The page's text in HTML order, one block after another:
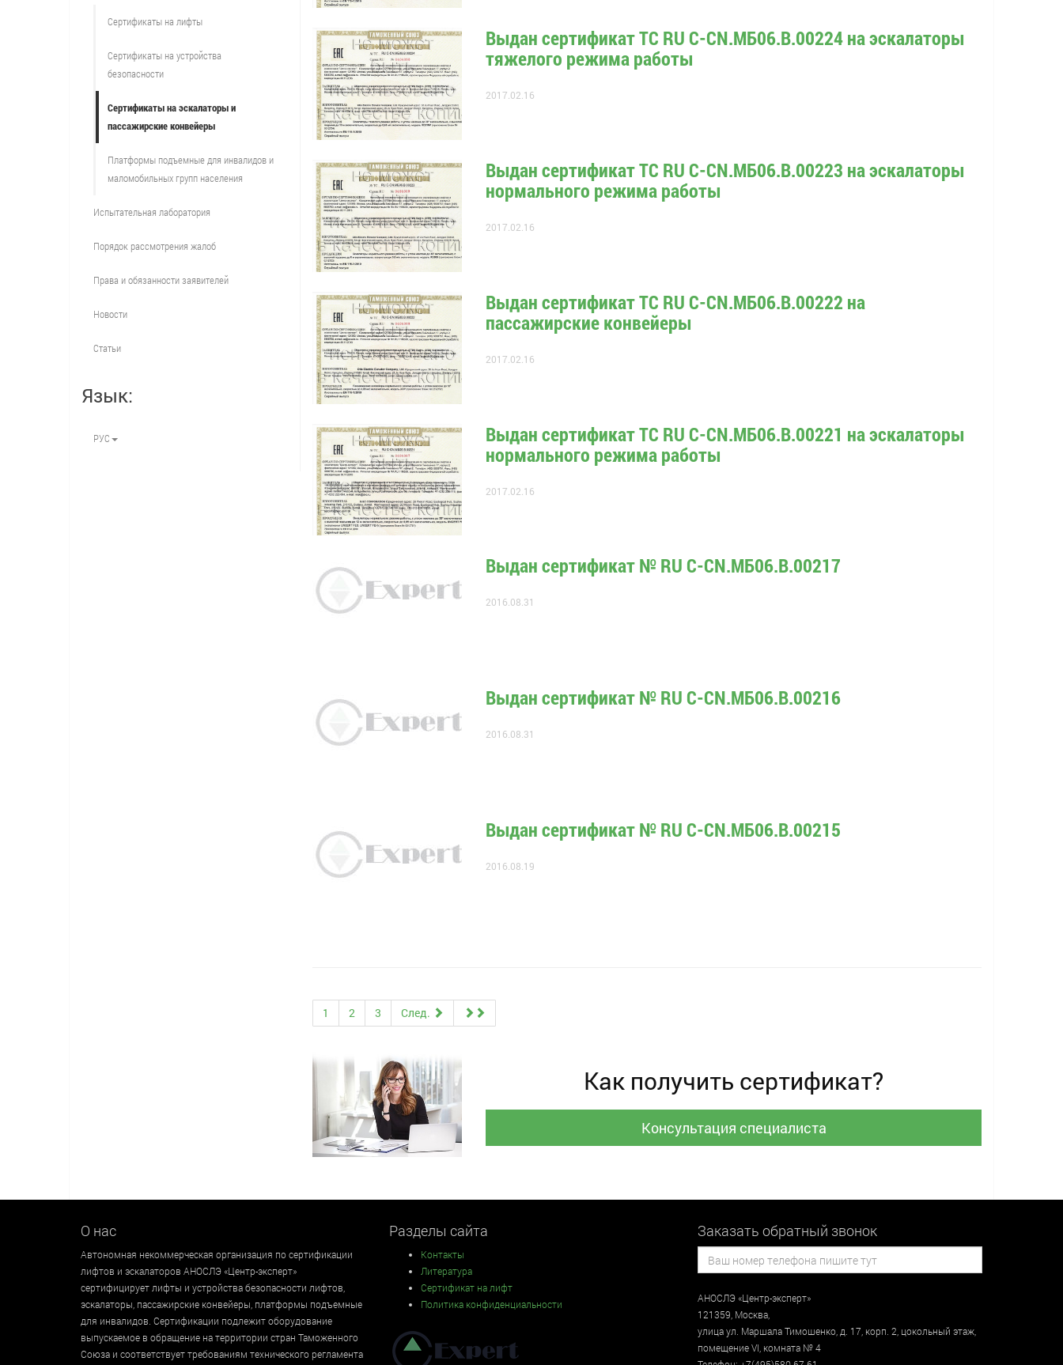
Выдан сертификат ТС RU С-CN.МБ06.В.00224 на эскалаторы
тяжелого режима работы
2017.02.16
Выдан сертификат ТС RU С-CN.МБ06.В.00223 на эскалаторы
нормального режима работы
2017.02.16
Выдан сертификат ТС RU С-CN.МБ06.В.00222 на
пассажирские конвейеры
2017.02.16
Выдан сертификат ТС RU С-CN.МБ06.В.00221 на эскалаторы
нормального режима работы
2017.02.16
Выдан сертификат № RU С-CN.МБ06.B.00217
2016.08.31
Выдан сертификат № RU С-CN.МБ06.B.00216
2016.08.31
Выдан сертификат № RU С-CN.МБ06.B.00215
2016.08.19
1 2 3 След.
Как получить сертификат?
Консультация специалиста
Сертификаты на лифты
Сертификаты на устройства
безопасности
Сертификаты на эскалаторы и
пассажирские конвейеры
Платформы подъемные для инвалидов и
маломобильных групп населения
Испытательная лаборатория
Порядок рассмотрения жалоб
Права и обязанности заявителей
Новости
Статьи
Язык:
РУС
О нас
Автономная некоммерческая организация по сертификации
лифтов и эскалаторов АНОСЛЭ «Центр-эксперт»
сертифицирует лифты и устройства безопасности лифтов,
эскалаторы, пассажирские конвейеры, платформы подъемные
для инвалидов. Сертификации подлежит оборудование
выпускаемое в обращение на территории стран Таможенного
Союза и соответствует требованиям технического регламента
Разделы сайта
Контакты
Литература
Сертификат на лифт
Политика конфиденциальности
Заказать обратный звонок
АНОСЛЭ «Центр-эксперт»
121359, Москва,
улицаул. Маршала Тимошенко, д. 17, корп. 2, цокольный этаж,
помещение VI, комната № 4